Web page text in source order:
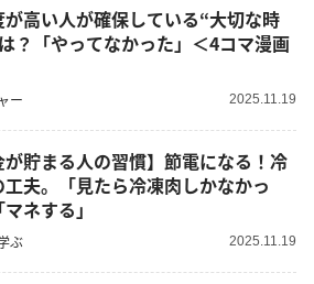
が高い人が確保している“大切な時
？「やってなかった」＜4コマ漫画
ー 2025.11.19
が貯まる人の習慣】節電になる！冷
夫。「見たら冷凍肉しかなかっ
ネする」
ぶ 2025.11.19